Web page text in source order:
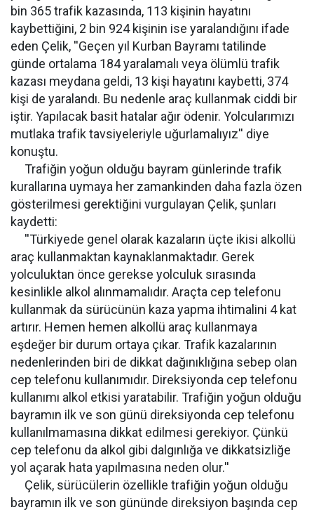
bin 365 trafik kazasında, 113 kişinin hayatını
kaybettiğini, 2 bin 924 kişinin ise yaralandığını ifade
eden Çelik, ''Geçen yıl Kurban Bayramı tatilinde
günde ortalama 184 yaralamalı veya ölümlü trafik
kazası meydana geldi, 13 kişi hayatını kaybetti, 374
kişi de yaralandı. Bu nedenle araç kullanmak ciddi bir
iştir. Yapılacak basit hatalar ağır ödenir. Yolcularımızı
mutlaka trafik tavsiyeleriyle uğurlamalıyız'' diye
konuştu.
Trafiğin yoğun olduğu bayram günlerinde trafik
kurallarına uymaya her zamankinden daha fazla özen
gösterilmesi gerektiğini vurgulayan Çelik, şunları
kaydetti:
''Türkiyede genel olarak kazaların üçte ikisi alkollü
araç kullanmaktan kaynaklanmaktadır. Gerek
yolculuktan önce gerekse yolculuk sırasında
kesinlikle alkol alınmamalıdır. Araçta cep telefonu
kullanmak da sürücünün kaza yapma ihtimalini 4 kat
artırır. Hemen hemen alkollü araç kullanmaya
eşdeğer bir durum ortaya çıkar. Trafik kazalarının
nedenlerinden biri de dikkat dağınıklığına sebep olan
cep telefonu kullanımıdır. Direksiyonda cep telefonu
kullanımı alkol etkisi yaratabilir. Trafiğin yoğun olduğu
bayramın ilk ve son günü direksiyonda cep telefonu
kullanılmamasına dikkat edilmesi gerekiyor. Çünkü
cep telefonu da alkol gibi dalgınlığa ve dikkatsizliğe
yol açarak hata yapılmasına neden olur.''
Çelik, sürücülerin özellikle trafiğin yoğun olduğu
bayramın ilk ve son gününde direksiyon başında cep